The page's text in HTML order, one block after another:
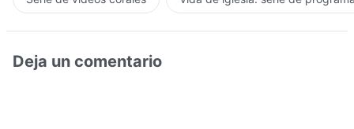
Deja un comentario